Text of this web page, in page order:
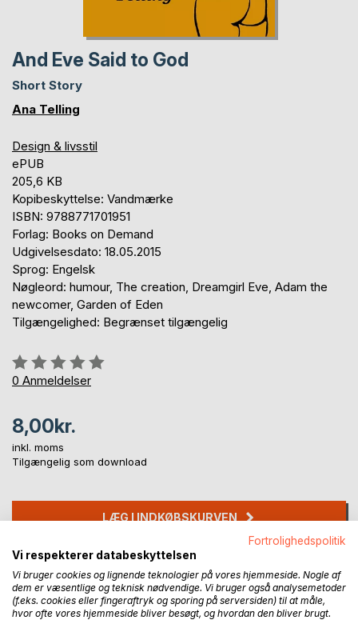
And Eve Said to God
Short Story
Ana Telling
Design & livsstil
ePUB
205,6 KB
Kopibeskyttelse: Vandmærke
ISBN: 9788771701951
Forlag: Books on Demand
Udgivelsesdato: 18.05.2015
Sprog: Engelsk
Nøgleord: humour, The creation, Dreamgirl Eve, Adam the
newcomer, Garden of Eden
Tilgængelighed: Begrænset tilgængelig
Anmeldelse::
0%
0 Anmeldelser
8,00kr.
inkl. moms
Tilgængelig som download
LÆG I INDKØBSKURVEN
Føj til ønskeliste
Anmeld titel
Fortrolighedspolitik
Vi respekterer databeskyttelsen
Vi bruger cookies og lignende teknologier på vores hjemmeside. Nogle af
dem er væsentlige og teknisk nødvendige. Vi bruger også analysemetoder
(f.eks. cookies eller fingeraftryk og sporing på serversiden) til at måle,
hvor ofte vores hjemmeside bliver besøgt, og hvordan den bliver brugt.